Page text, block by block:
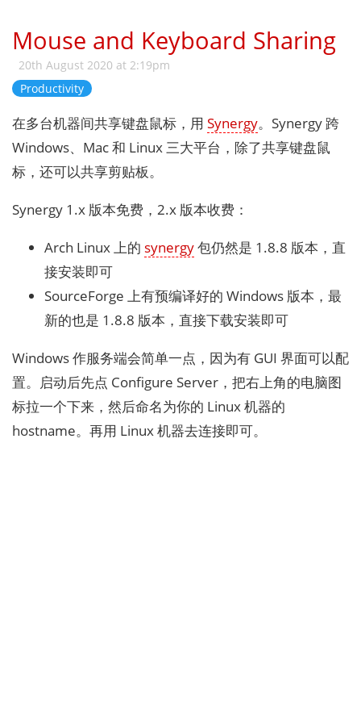
Mouse and Keyboard Sharing
20th August 2020 at 2:19pm
Productivity
在多台机器间共享键盘鼠标，用 Synergy。Synergy 跨
Windows、Mac 和 Linux 三大平台，除了共享键盘鼠
标，还可以共享剪贴板。
Synergy 1.x 版本免费，2.x 版本收费：
Arch Linux 上的 synergy包仍然是 1.8.8 版本，直
接安装即可
SourceForge 上有预编译好的 Windows 版本，最
新的也是 1.8.8 版本，直接下载安装即可
Windows 作服务端会简单一点，因为有 GUI 界面可以配
置。启动后先点 Configure Server，把右上角的电脑图
标拉一个下来，然后命名为你的 Linux 机器的
hostname。再用 Linux 机器去连接即可。